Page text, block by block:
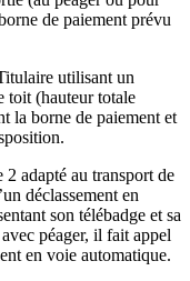
de paiement prévu
utilisant un
toit (hauteur totale
la borne de paiement et
adapté au transport de
déclassement en
son télébadge et sa
péager, il fait appel
en voie automatique.